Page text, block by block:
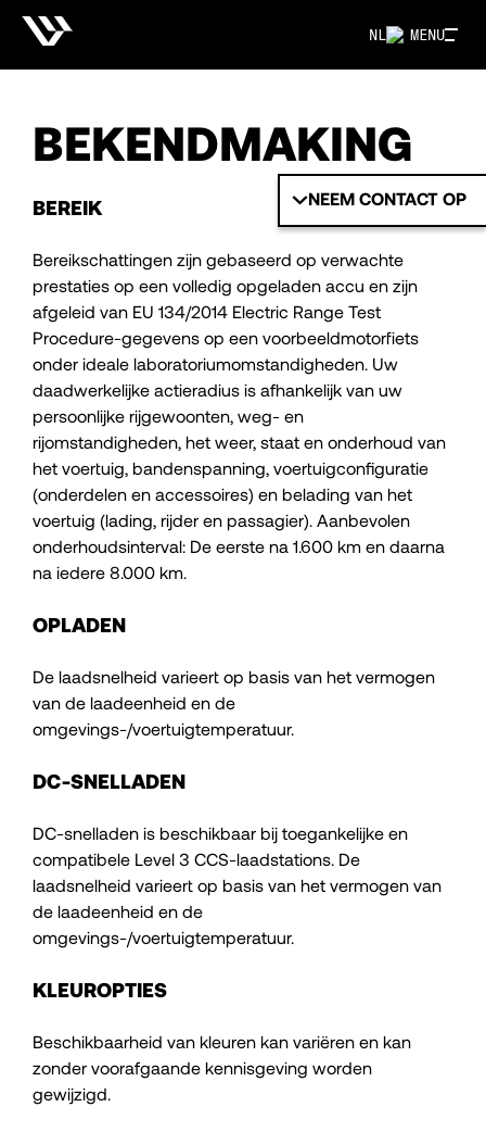
MENU
NL
NEEM CONTACT OP
BEKENDMAKING
BEREIK
Bereikschattingen zijn gebaseerd op verwachte
prestaties op een volledig opgeladen accu en zijn
afgeleid van EU 134/2014 Electric Range Test
Procedure-gegevens op een voorbeeldmotorfiets
onder ideale laboratoriumomstandigheden. Uw
daadwerkelijke actieradius is afhankelijk van uw
persoonlijke rijgewoonten, weg- en
rijomstandigheden, het weer, staat en onderhoud van
het voertuig, bandenspanning, voertuigconfiguratie
(onderdelen en accessoires) en belading van het
voertuig (lading, rijder en passagier). Aanbevolen
onderhoudsinterval: De eerste na 1.600 km en daarna
na iedere 8.000 km.
OPLADEN
De laadsnelheid varieert op basis van het vermogen
van de laadeenheid en de
omgevings-/voertuigtemperatuur.
DC-SNELLADEN
DC-snelladen is beschikbaar bij toegankelijke en
compatibele Level 3 CCS-laadstations. De
laadsnelheid varieert op basis van het vermogen van
de laadeenheid en de
omgevings-/voertuigtemperatuur.
KLEUROPTIES
Beschikbaarheid van kleuren kan variëren en kan
zonder voorafgaande kennisgeving worden
gewijzigd.